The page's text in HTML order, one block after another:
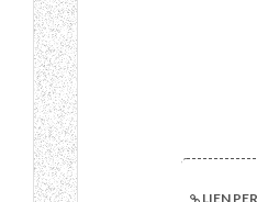
LIEN